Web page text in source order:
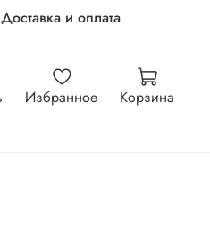
Доставка и оплата
Избранное Корзина